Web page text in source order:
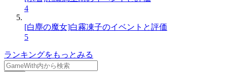
4
[白塵の魔女]白霧凍子のイベントと評価
5
ランキングをもっとみる